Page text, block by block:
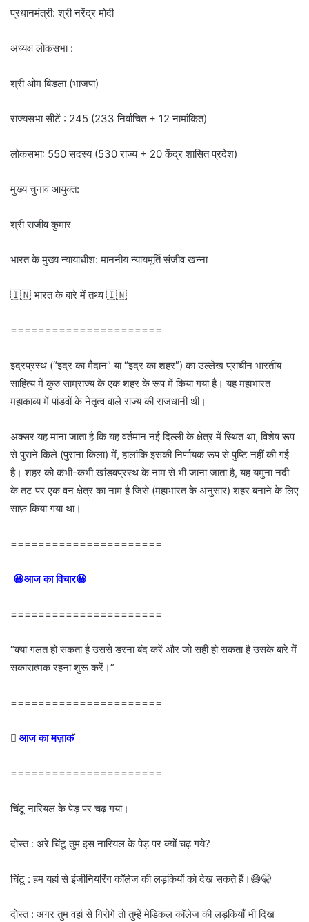
प्रधानमंत्री: श्री नरेंद्र मोदी
अध्यक्ष लोकसभा :
श्री ओम बिड़ला (भाजपा)
राज्यसभा सीटें : 245 (233 निर्वाचित + 12 नामांकित)
लोकसभा: 550 सदस्य (530 राज्य + 20 केंद्र शासित प्रदेश)
मुख्य चुनाव आयुक्त:
श्री राजीव कुमार
भारत के मुख्य न्यायाधीश: माननीय न्यायमूर्ति संजीव खन्ना
🇮🇳 भारत के बारे में तथ्य 🇮🇳
======================
इंद्रप्रस्थ (“इंद्र का मैदान” या “इंद्र का शहर”) का उल्लेख प्राचीन भारतीय
साहित्य में कुरु साम्राज्य के एक शहर के रूप में किया गया है। यह महाभारत
महाकाव्य में पांडवों के नेतृत्व वाले राज्य की राजधानी थी।
अक्सर यह माना जाता है कि यह वर्तमान नई दिल्ली के क्षेत्र में स्थित था, विशेष रूप
से पुराने किले (पुराना किला) में, हालांकि इसकी निर्णायक रूप से पुष्टि नहीं की गई
है। शहर को कभी-कभी खांडवप्रस्थ के नाम से भी जाना जाता है, यह यमुना नदी
के तट पर एक वन क्षेत्र का नाम है जिसे (महाभारत के अनुसार) शहर बनाने के लिए
साफ़ किया गया था।
======================
😀आज का विचार😀
======================
“क्या गलत हो सकता है उससे डरना बंद करें और जो सही हो सकता है उसके बारे में
सकारात्मक रहना शुरू करें।”
======================
 आज का मज़ाक
======================
चिंटू नारियल के पेड़ पर चढ़ गया।
दोस्त : अरे चिंटू तुम इस नारियल के पेड़ पर क्यों चढ़ गये?
चिंटू : हम यहां से इंजीनियरिंग कॉलेज की लड़कियों को देख सकते हैं।😄🤫
दोस्त : अगर तुम वहां से गिरोगे तो तुम्हें मेडिकल कॉलेज की लड़कियाँ भी दिख